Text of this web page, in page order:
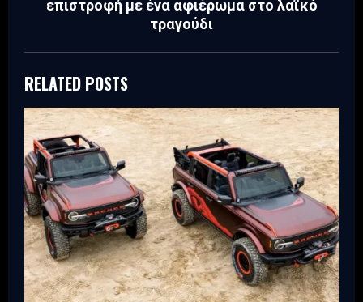
επιστροφή με ένα αφιέρωμα στο λαϊκό
τραγούδι
RELATED POSTS